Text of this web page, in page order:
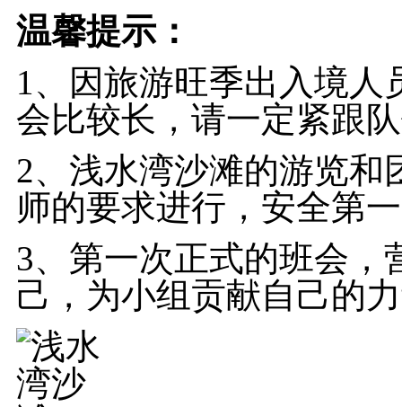
温馨提示：
1、因旅游旺季出入境
会比较长，请一定紧跟
2、浅水湾沙滩的游览和
师的要求进行，安全第
3、第一次正式的班会，
己，为小组贡献自己的